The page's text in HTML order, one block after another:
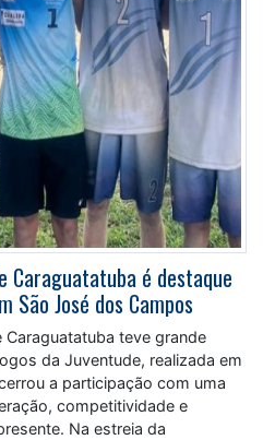
Caraguatatuba é destaque
São José dos Campos
teve grande
da Juventude, realizada em
a participação com uma
competitividade e
Na estreia da